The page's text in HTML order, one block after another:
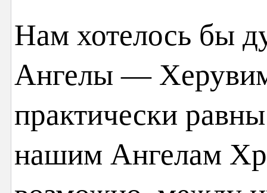
Нам хотелось бы
Ангелы —
практически
нашим Ангелам